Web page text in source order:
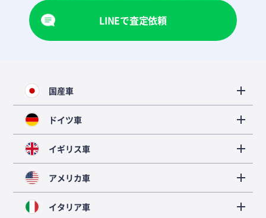
LINEで査定依頼
国産車
ドイツ車
イギリス車
アメリカ車
イタリア車